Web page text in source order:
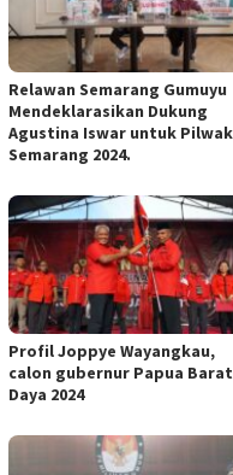
Relawan Semarang Gumuyu
Mendeklarasikan Dukung
Agustina Iswar untuk
Semarang 2024.
Profil Joppye Wayangkau,
calon gubernur Papua Barat
Daya 2024